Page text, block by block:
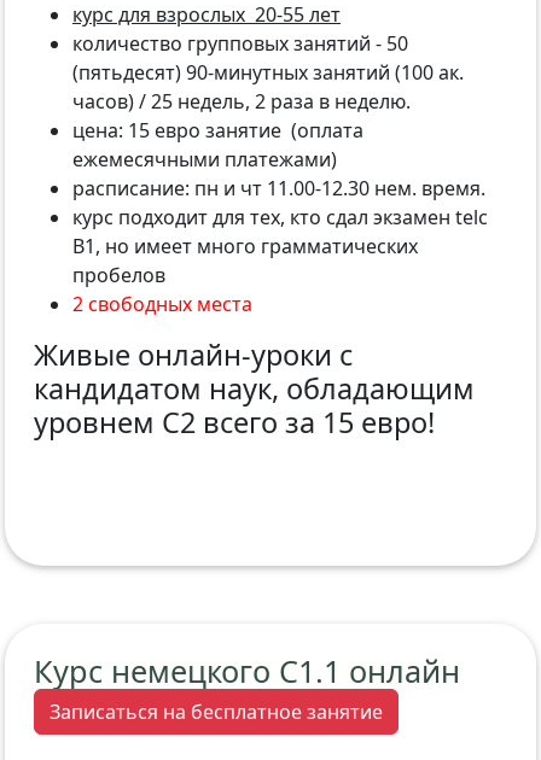
курс для взрослых 20-55 лет
количество групповых занятий - 50
(пятьдесят) 90-минутных занятий (100 ак.
часов) / 25 недель, 2 раза в неделю.
цена: 15 евро занятие (оплата
ежемесячными платежами)
расписание: пн и чт 11.00-12.30 нем. время.
курс подходит для тех, кто сдал экзамен telc
B1, но имеет много грамматических
пробелов
2 свободных места
Живые онлайн-уроки с
кандидатом наук, обладающим
уровнем С2 всего за 15 евро!
Курс немецкого C1.1 онлайн
Записаться на бесплатное занятие